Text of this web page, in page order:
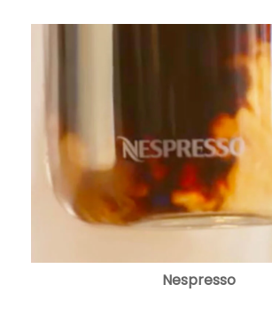
Nespresso